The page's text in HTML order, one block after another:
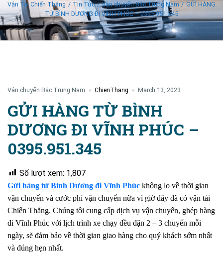
Vận Tải Chiến Thắng Tin Tức Vận chuyển Bắc Trung Nam
GỬI HÀNG
TỪ BÌNH DƯƠNG ĐI VĨNH PHÚC – 0395.951.345
Vận chuyển Bắc Trung Nam ChienThang March 13, 2023
GỬI HÀNG TỪ BÌNH
DƯƠNG ĐI VĨNH PHÚC –
0395.951.345
Số lượt xem: 1,807
Gửi hàng từ Bình Dương đi Vĩnh Phúc không lo về thời gian
vận chuyển và cước phí vận chuyển nữa vì giờ đây đã có vận tải
Chiến Thắng. Chúng tôi cung cấp dịch vụ vận chuyển, ghép hàng
đi Vĩnh Phúc với lịch trình xe chạy đều đặn 2 – 3 chuyến mỗi
ngày, sẽ đảm bảo về thời gian giao hàng cho quý khách sớm nhất
và đúng hẹn nhất.